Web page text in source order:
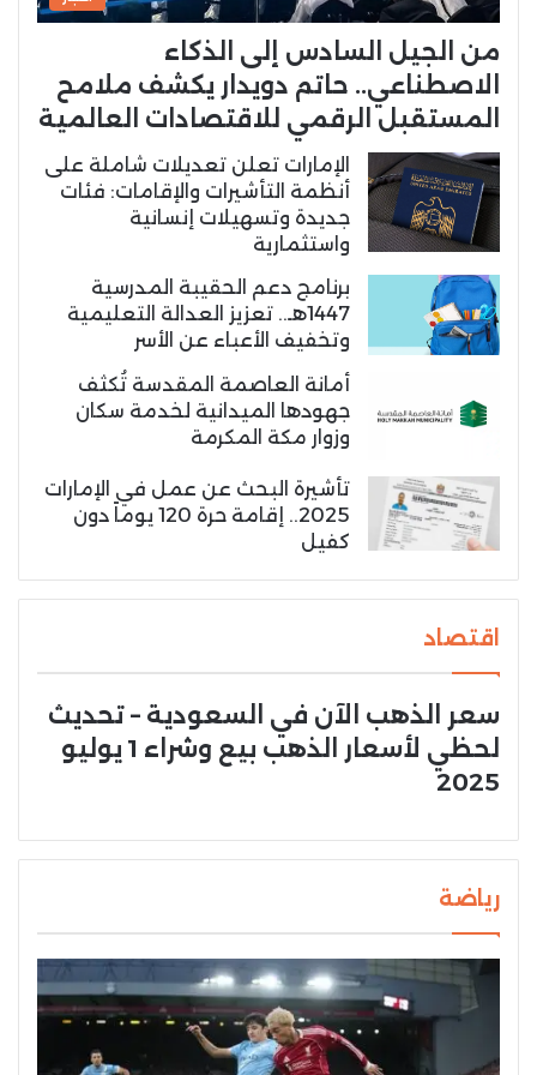
من الجيل السادس إلى الذكاء
الاصطناعي.. حاتم دويدار يكشف ملامح
المستقبل الرقمي للاقتصادات العالمية
الإمارات تعلن تعديلات شاملة على
أنظمة التأشيرات والإقامات: فئات
جديدة وتسهيلات إنسانية
واستثمارية
برنامج دعم الحقيبة المدرسية
1447هـ.. تعزيز العدالة التعليمية
وتخفيف الأعباء عن الأسر
أمانة العاصمة المقدسة تُكثف
جهودها الميدانية لخدمة سكان
وزوار مكة المكرمة
تأشيرة البحث عن عمل في الإمارات
2025.. إقامة حرة 120 يوماً دون
كفيل
اقتصاد
سعر الذهب الآن في السعودية – تحديث
لحظي لأسعار الذهب بيع وشراء 1 يوليو
2025
رياضة